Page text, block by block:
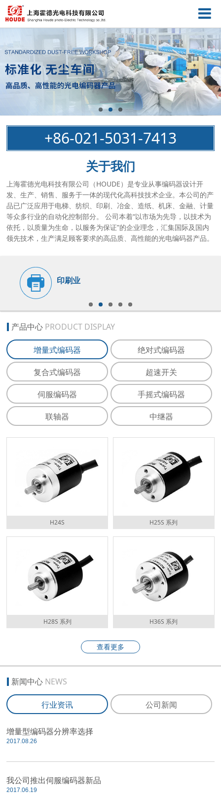
+86-021-5031-7413
关于我们
上海霍德光电科技有限公司（HOUDE）是专业从事编码器设计开
发、生产、销售、服务于一体的现代化高科技技术企业。本公司的产
品已广泛应用于电梯、纺织、印刷、冶金、造纸、机床、金融、计量
等众多行业的自动化控制部分。 公司本着“以市场为先导，以技术为
依托，以质量为生命，以服务为保证”的企业理念，汇集国际及国内
领先技术，生产满足顾客要求的高品质、高性能的光电编码器产品。
印刷业
产品中心 PRODUCT DISPLAY
增量式编码器 绝对式编码器
复合式编码器 超速开关
伺服编码器 手摇式编码器
联轴器 中继器
H24S H25S 系列
H28S 系列 H36S 系列
查看更多
新闻中心 NEWS
行业资讯 公司新闻
增量型编码器分辨率选择
2017.08.26
我公司推出伺服编码器新品
2017.06.19